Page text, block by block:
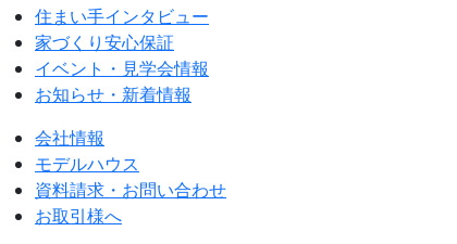
住まい手インタビュー
家づくり安心保証
イベント・見学会情報
お知らせ・新着情報
会社情報
モデルハウス
資料請求・お問い合わせ
お取引様へ